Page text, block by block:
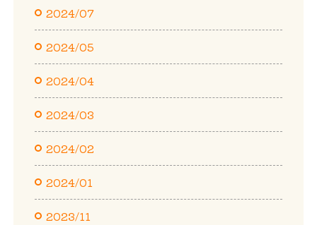
2024/07
2024/05
2024/04
2024/03
2024/02
2024/01
2023/11